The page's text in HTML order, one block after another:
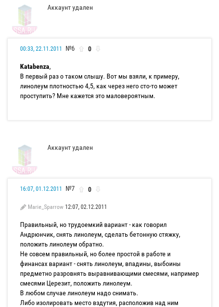
Аккаунт удален
00:33, 22.11.2011 №6 0
Katabenza,
В первый раз о таком слышу. Вот мы взяли, к примеру,
линолеум плотностью 4,5, как через него сто-то может
проступить? Мне кажется это маловероятным.
Аккаунт удален
16:07, 01.12.2011 №7 0
Marie_Sparrow 12:07, 02.12.2011
Правильный, но трудоемкий вариант - как говорил
Андрюнчик, снять линолеум, сделать бетонную стяжку,
положить линолеум обратно.
Не совсем правильный, но более простой в работе и
финансах вариант - снять линолеум, впадины, выбоины
предметно разровнять выравнивающими смесями, например
смесями Церезит, положить линолеум.
В любом случае линолеум надо снимать.
Либо изолировать место вздутия, расположив над ним